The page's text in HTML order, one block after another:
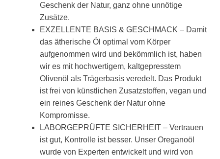
Geschenk der Natur, ganz ohne unnötige
Zusätze.
EXZELLENTE BASIS & GESCHMACK – Damit
das ätherische Öl optimal vom Körper
aufgenommen wird und bekömmlich ist, haben
wir es mit hochwertigem, kaltgepresstem
Olivenöl als Trägerbasis veredelt. Das Produkt
ist frei von künstlichen Zusatzstoffen, vegan und
ein reines Geschenk der Natur ohne
Kompromisse.
LABORGEPRÜFTE SICHERHEIT – Vertrauen
ist gut, Kontrolle ist besser. Unser Oreganoöl
wurde von Experten entwickelt und wird von